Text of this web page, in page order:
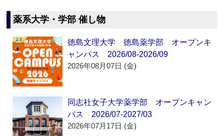
薬系大学・学部 催し物
徳島文理大学 徳島薬学部 オープンキ
ャンパス 2026/08-2026/09
2026年08月07日 (金)
同志社女子大学薬学部 オープンキャン
パス 2026/07-2027/03
2026年07月17日 (金)